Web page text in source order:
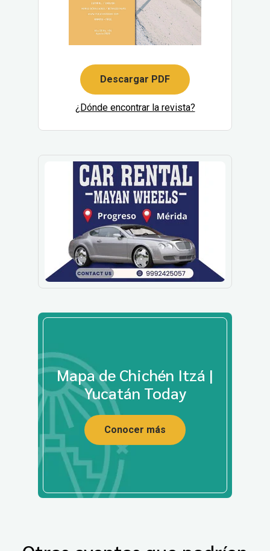
Descargar PDF
¿Dónde encontrar la revista?
Mapa de Chichén Itzá |
Yucatán Today
Conocer más